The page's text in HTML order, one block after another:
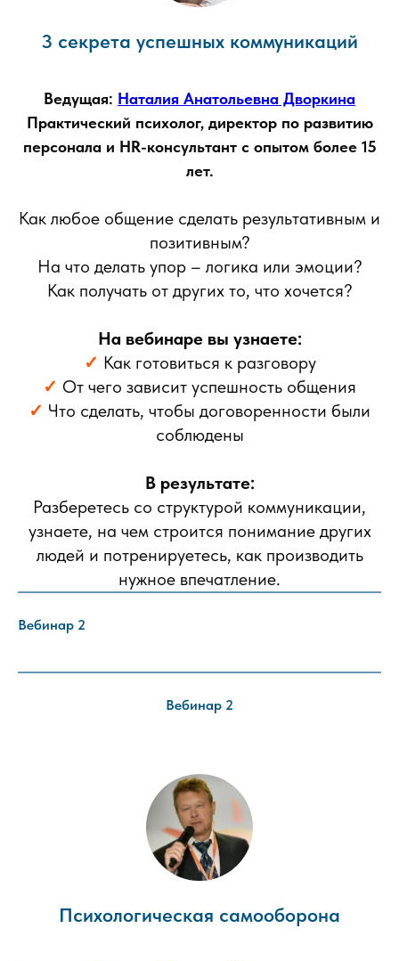
3 секрета успешных коммуникаций
Ведущая: Наталия Анатольевна Дворкина
Практический психолог, директор по развитию
персонала и HR-консультант с опытом более 15
лет.
Как любое общение сделать результативным и
позитивным?
На что делать упор – логика или эмоции?
Как получать от других то, что хочется?
На вебинаре вы узнаете:
✓ Как готовиться к разговору
✓ От чего зависит успешность общения
✓ Что сделать, чтобы договоренности были
соблюдены
В результате:
Разберетесь со структурой коммуникации,
узнаете, на чем строится понимание других
людей и потренируетесь, как производить
нужное впечатление.
Вебинар 2
Вебинар 2
Психологическая самооборона